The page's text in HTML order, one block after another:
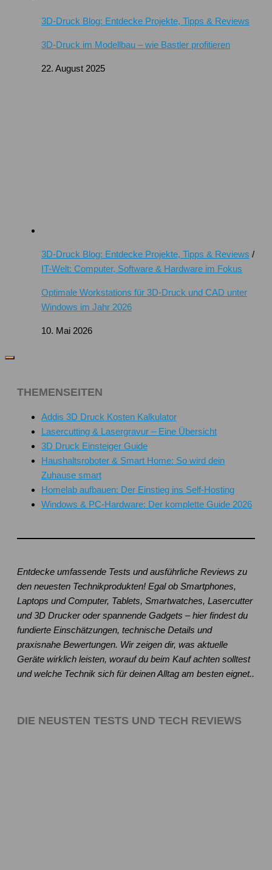
3D-Druck Blog: Entdecke Projekte, Tipps & Reviews
3D-Druck im Modellbau – wie Bastler profitieren
22. August 2025
3D-Druck Blog: Entdecke Projekte, Tipps & Reviews /
IT-Welt: Computer, Software & Hardware im Fokus
Optimale Workstations für 3D-Druck und CAD unter
Windows im Jahr 2026
10. Mai 2026
THEMENSEITEN
Addis 3D Druck Kosten Kalkulator
Lasercutting & Lasergravur – Eine Übersicht
3D Druck Einsteiger Guide
Haushaltsroboter & Smart Home: So wird dein
Zuhause smart
Homelab aufbauen: Der Einstieg ins Self-Hosting
Windows & PC-Hardware: Der komplette Guide 2026
Entdecke umfassende Tests und ausführliche Reviews zu
den neuesten Technikprodukten! Egal ob Smartphones,
Laptops und Computer, Tablets, Smartwatches, Lasercutter
und 3D Drucker oder spannende Gadgets – hier findest du
fundierte Einschätzungen, technische Details und
praxisnahe Bewertungen. Wir zeigen dir, was aktuelle
Geräte wirklich leisten, worauf du beim Kauf achten solltest
und welche Technik sich für deinen Alltag am besten eignet..
DIE NEUSTEN TESTS UND TECH REVIEWS